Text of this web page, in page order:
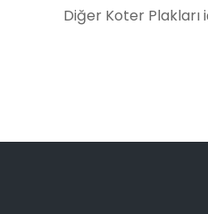
Diğer Koter Plakları